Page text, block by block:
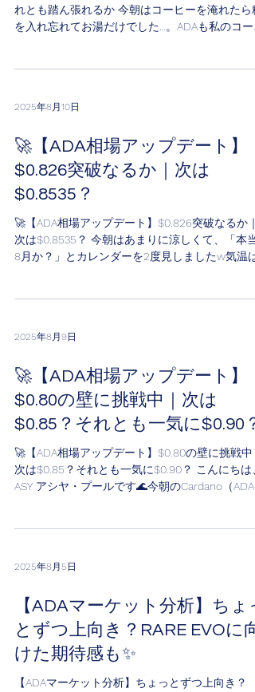
れとも踏ん張れるか 今朝はコーヒーを淹れたら
を入れ忘れてお湯だけでした…。ADAも私のコー
2025年8月10日
🚀【ADA相場アップデート】
$0.826突破なるか｜次は
$0.8535？
🚀【ADA相場アップデート】$0.826突破なるか｜
次は$0.8535？ 今朝はあまりに涼しくて、「本当
8月か？」とカレンダーを2度見しましたw気温は
2025年8月9日
🚀【ADA相場アップデート】
$0.80の壁に挑戦中｜次は
$0.85？それとも一気に$0.90？
🚀【ADA相場アップデート】$0.80の壁に挑戦中
次は$0.85？それとも一気に$0.90？ こんにちは
ASY アシヤ・プールです🌊今朝のCardano（ADA
2025年8月5日
【ADAマーケット分析】ちょ
とずつ上向き？RARE EVOに向
けた期待感も✨
【ADAマーケット分析】ちょっとずつ上向き？